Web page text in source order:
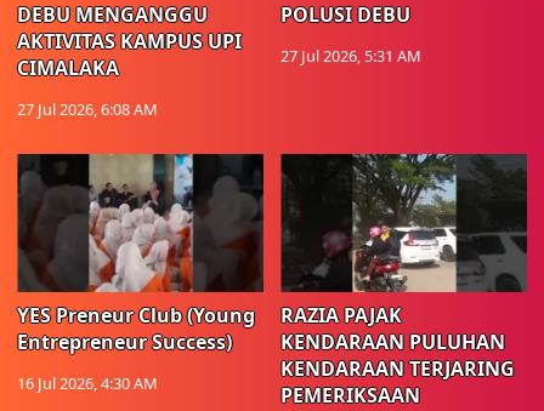
DEBU MENGANGGU
AKTIVITAS KAMPUS UPI
CIMALAKA
27 Jul 2026, 6:08 AM
POLUSI DEBU
27 Jul 2026, 5:31 AM
YES Preneur Club (Young
Entrepreneur Success)
16 Jul 2026, 4:30 AM
RAZIA PAJAK
KENDARAAN PULUHAN
KENDARAAN TERJARING
PEMERIKSAAN